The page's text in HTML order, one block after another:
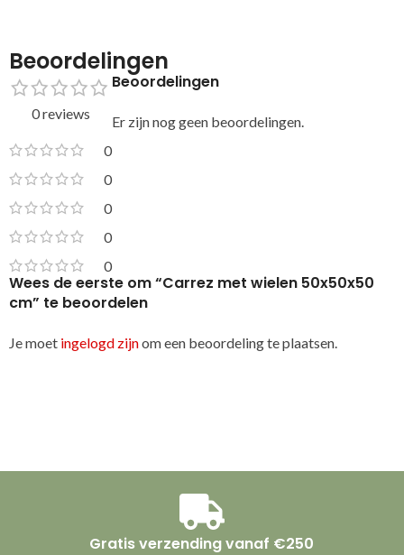
Beoordelingen
0 reviews
0
0
0
0
0
Beoordelingen
Er zijn nog geen beoordelingen.
Wees de eerste om “Carrez met wielen 50x50x50
cm” te beoordelen
Je moet ingelogd zijnom een beoordeling te plaatsen.
Gratis verzending vanaf €250